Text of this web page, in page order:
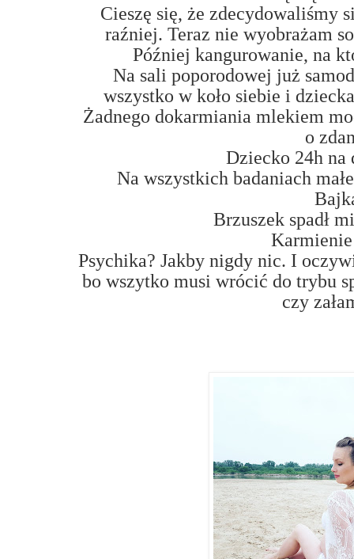
Cieszę się, że zdecydowaliśmy
raźniej. Teraz nie wyobrażam
Później kangurowanie, na
Na sali poporodowej już
wszystko w koło siebie i
Żadnego dokarmiania mlekiem
o
Dziecko 24h na
Na wszystkich badaniach
Brzuszek spadł
Psychika? Jakby nigdy nic. I
bo wszytko musi wrócić do trybu
czy